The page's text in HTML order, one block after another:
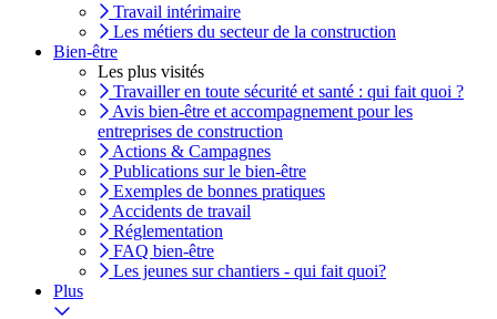
Travail intérimaire
Les métiers du secteur de la construction
Bien-être
Les plus visités
Travailler en toute sécurité et santé : qui fait quoi ?
Avis bien-être et accompagnement pour les
entreprises de construction
Actions & Campagnes
Publications sur le bien-être
Exemples de bonnes pratiques
Accidents de travail
Réglementation
FAQ bien-être
Les jeunes sur chantiers - qui fait quoi?
Plus